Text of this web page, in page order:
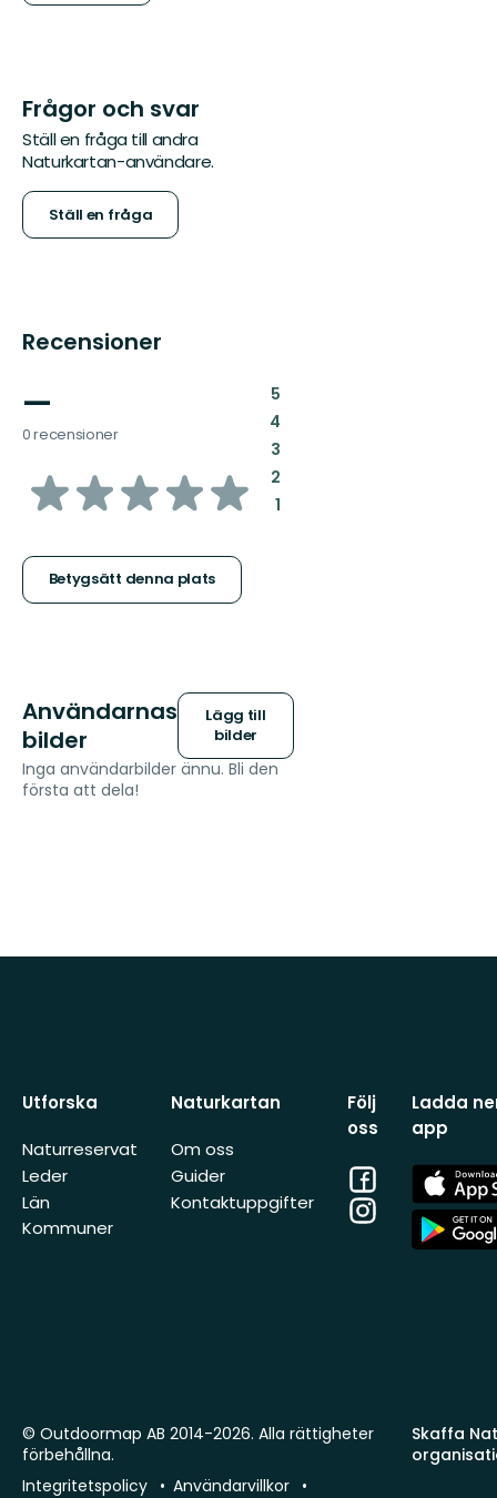
Frågor och svar
Ställ en fråga till andra
Naturkartan-användare.
Ställ en fråga
Recensioner
—
0 recensioner
av
stjärnor
Betygsätt denna plats
5:
4:
3:
2:
1:
Användarnas
bilder
Lägg till
bilder
Inga användarbilder ännu. Bli den
första att dela!
Utforska
Naturreservat
Leder
Län
Kommuner
Naturkartan
Om oss
Guider
Kontaktuppgifter
Följ
oss
Facebook
Instagram
Ladda
app
App
Store
App
Store
Skaffa
© Outdoormap AB 2014-2026. Alla rättigheter
förbehållna.
Integritetspolicy
Användarvillkor